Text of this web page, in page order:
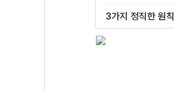
3가지 정직한 원칙